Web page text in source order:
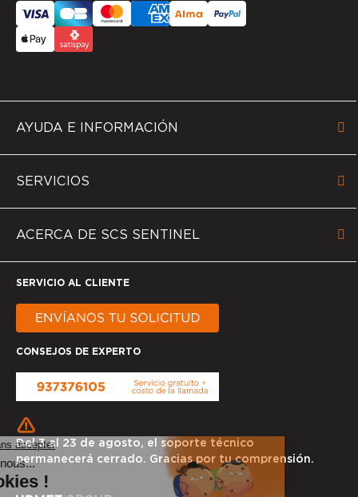
AYUDA E INFORMACIÓN
SERVICIOS
ACERCA DE SCS SENTINEL
SERVICIO AL CLIENTE
CONSEJOS DE EXPERTO
Del 3 al 23 de agosto, el soporte técnico
permanecerá cerrado. Gracias por tu comprensión.